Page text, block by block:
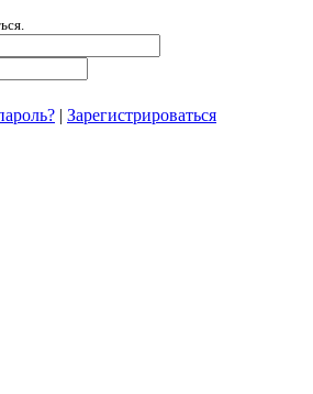
| Зарегистрироваться